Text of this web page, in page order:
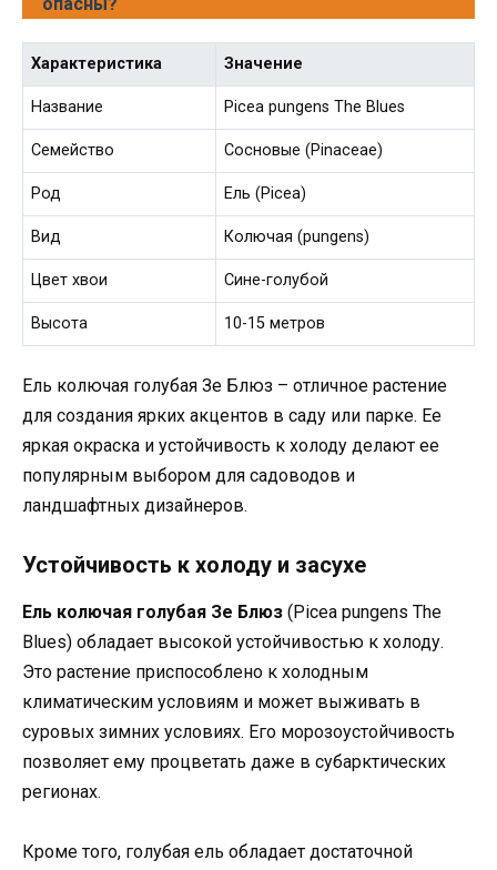
Характеристика Значение
Название Picea pungens The Blues
Семейство Сосновые (Pinaceae)
Род Ель (Picea)
Вид Колючая (pungens)
Цвет хвои Сине-голубой
Высота 10-15 метров
Ель колючая голубая Зе Блюз – отличное растение
для создания ярких акцентов в саду или парке. Ее
яркая окраска и устойчивость к холоду делают ее
популярным выбором для садоводов и
ландшафтных дизайнеров.
Устойчивость к холоду и засухе
Ель колючая голубая Зе Блюз (Picea pungens The
Blues) обладает высокой устойчивостью к холоду.
Это растение приспособлено к холодным
климатическим условиям и может выживать в
суровых зимних условиях. Его морозоустойчивость
позволяет ему процветать даже в субарктических
регионах.
Кроме того, голубая ель обладает достаточной